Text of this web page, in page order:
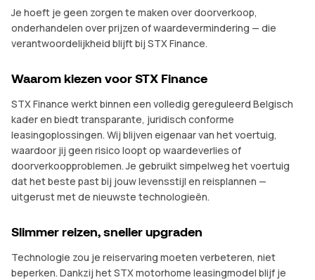
Je hoeft je geen zorgen te maken over doorverkoop,
onderhandelen over prijzen of waardevermindering — die
verantwoordelijkheid blijft bij STX Finance.
Waarom kiezen voor STX Finance
STX Finance werkt binnen een volledig gereguleerd Belgisch
kader en biedt transparante, juridisch conforme
leasingoplossingen. Wij blijven eigenaar van het voertuig,
waardoor jij geen risico loopt op waardeverlies of
doorverkoopproblemen. Je gebruikt simpelweg het voertuig
dat het beste past bij jouw levensstijl en reisplannen —
uitgerust met de nieuwste technologieën.
Slimmer reizen, sneller upgraden
Technologie zou je reiservaring moeten verbeteren, niet
beperken. Dankzij het STX motorhome leasingmodel blijf je